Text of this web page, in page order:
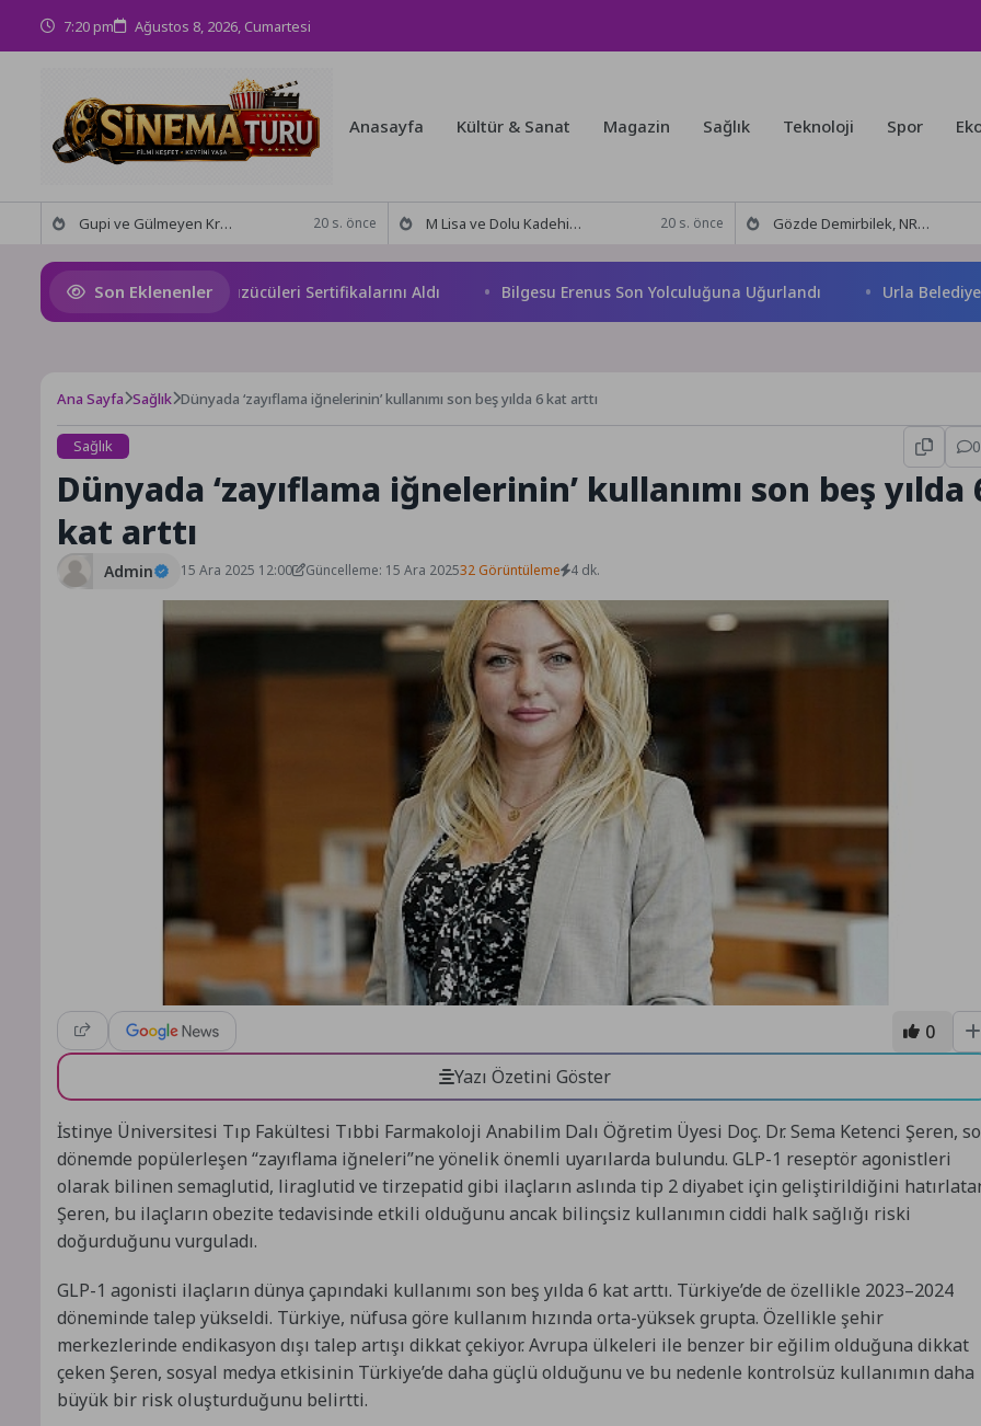
7:20 pm Ağustos 8, 2026, Cumartesi
Anasayfa Kültür & Sanat Magazin Sağlık Teknoloji Spor
Gupi ve Gülmeyen Kral Türkiye’nin ilk IMAX® animasyon filmi oluyor 20 s. önce M Lisa ve Dolu Kadehi Ters Tut’tan Yeni İş Birliği: Vişne 20 s. önce Gözde Demirbilek, NR1 Magazin’de: ‘Son assolist olarak var olacağım!’
Son Eklenenler
Geleceğin Yüzücüleri Sertifikalarını Aldı Bilgesu Erenus Son Yolculuğuna Uğurlandı Urla
Ana Sayfa Sağlık Dünyada ‘zayıflama iğnelerinin’ kullanımı son beş yılda 6 kat arttı
Sağlık 0
Dünyada ‘zayıflama iğnelerinin’ kullanımı son beş yılda
kat arttı
Admin 15 Ara 2025 12:00 Güncelleme: 15 Ara 202532 Görüntüleme 4 dk.
0
Yazı Özetini Göster
İstinye Üniversitesi Tıp Fakültesi Tıbbi Farmakoloji Anabilim Dalı Öğretim Üyesi Doç. Dr. Sema Ketenci Şeren,
dönemde popülerleşen “zayıflama iğneleri”ne yönelik önemli uyarılarda bulundu. GLP-1 reseptör agonistleri
olarak bilinen semaglutid, liraglutid ve tirzepatid gibi ilaçların aslında tip 2 diyabet için geliştirildiğini
Şeren, bu ilaçların obezite tedavisinde etkili olduğunu ancak bilinçsiz kullanımın ciddi halk sağlığı riski
doğurduğunu vurguladı.
GLP-1 agonisti ilaçların dünya çapındaki kullanımı son beş yılda 6 kat arttı. Türkiye’de de özellikle 2023–2024
döneminde talep yükseldi. Türkiye, nüfusa göre kullanım hızında orta-yüksek grupta. Özellikle şehir
merkezlerinde endikasyon dışı talep artışı dikkat çekiyor. Avrupa ülkeleri ile benzer bir eğilim olduğuna dikkat
çeken Şeren, sosyal medya etkisinin Türkiye’de daha güçlü olduğunu ve bu nedenle kontrolsüz kullanımın daha
büyük bir risk oluşturduğunu belirtti.